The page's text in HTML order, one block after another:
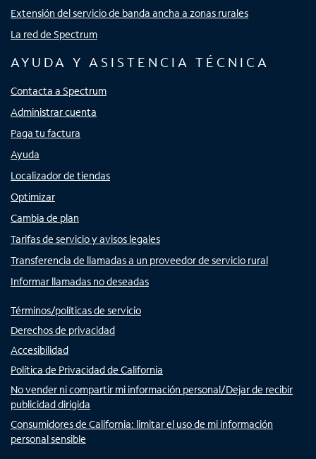
Extensión del servicio de banda ancha a zonas rurales
La red de Spectrum
AYUDA Y ASISTENCIA TÉCNICA
Contacta a Spectrum
Administrar cuenta
Paga tu factura
Ayuda
Localizador de tiendas
Optimizar
Cambia de plan
Tarifas de servicio y avisos legales
Transferencia de llamadas a un proveedor de servicio rural
Informar llamadas no deseadas
Términos/políticas de servicio
Derechos de privacidad
Accesibilidad
Política de Privacidad de California
No vender ni compartir mi información personal/Dejar de recibir
publicidad dirigida
Consumidores de California: limitar el uso de mi información
personal sensible